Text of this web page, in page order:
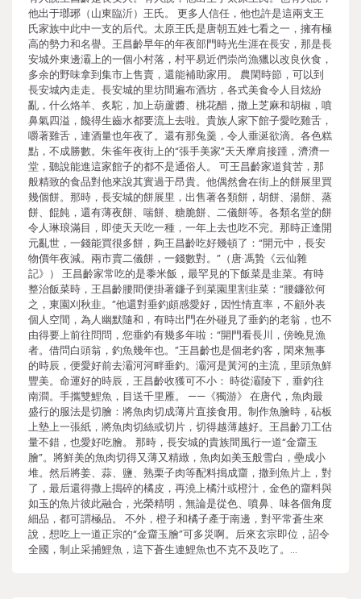
他出于瑯琊（山東臨沂）王氏。 更多人信任，他也許是這兩支王
氏家族中此中一支的后代。太原王氏是唐朝五姓七看之一，擁有極
高的勢力和名譽。王昌齡早年的年夜部門時光生涯在長安，那是長
安城外東邊灞上的一個小村落，村平易近們崇尚漁獵以改良伙食，
多余的野味拿到集市上售賣，還能補助家用。 農閑時節，可以到
長安城內走走。長安城的里坊間遍布酒坊，各式美食令人目炫紛
亂，什么烙羊、炙駝，加上葫蘆醬、桃花醋，撒上芝麻和胡椒，噴
鼻氣四溢，饞得生齒水都要流上去啦。貴族人家下館子愛吃雞舌，
嚼著雞舌，連酒量也年夜了。還有那兔羹，令人垂涎欲滴。各色糕
點，不成勝數。朱雀年夜街上的“張手美家”天天摩肩接踵，濟濟一
堂，聽說能進這家館子的都不是通俗人。 可王昌齡家道貧苦，那
般精致的食品對他來說其實過于昂貴。他偶然會在街上的餅展里買
幾個餅。那時，長安城的餅展里，出售著各類餅，胡餅、湯餅、蒸
餅、餛飩，還有薄夜餅、喘餅、糖脆餅、二儀餅等。各類名堂的餅
令人琳琅滿目，即使天天吃一種，一年上去也吃不完。那時正逢開
元亂世，一錢能買很多餅，夠王昌齡吃好幾頓了：“開元中，長安
物價年夜減。兩市賣二儀餅，一錢數對。”（唐·馮贄《云仙雜
記》） 王昌齡家常吃的是黍米飯，最罕見的下飯菜是韭菜。有時
整治飯菜時，王昌齡腰間便掛著鐮子到菜園里割韭菜：“腰鐮欲何
之，東園刈秋韭。”他還對垂釣頗感愛好，因性情直率，不顧外表
個人空間，為人幽默隨和，有時出門在外碰見了垂釣的老翁，也不
由得要上前往問問，您垂釣有幾多年啦：“開門看長川，傍晚見漁
者。借問白頭翁，釣魚幾年也。”王昌齡也是個老釣客，閑來無事
的時辰，便愛好前去灞河河畔垂釣。灞河是黃河的主流，里頭魚鮮
豐美。命運好的時辰，王昌齡收獲可不小： 時從灞陵下，垂釣往
南澗。手攜雙鯉魚，目送千里雁。 ——《獨游》 在唐代，魚肉最
盛行的服法是切膾：將魚肉切成薄片直接食用。制作魚膾時，砧板
上墊上一張紙，將魚肉切絲或切片，切得越薄越好。王昌齡刀工估
量不錯，也愛好吃膾。 那時，長安城的貴族間風行一道“金齏玉
膾”。將鮮美的魚肉切得又薄又精緻，魚肉如美玉般雪白，壘成小
堆。然后將姜、蒜、鹽、熟栗子肉等配料搗成齏，撒到魚片上，對
了，最后還得撒上搗碎的橘皮，再澆上橘汁或橙汁，金色的齏料與
如玉的魚片彼此融合，光榮精明，無論是從色、噴鼻、味各個角度
細品，都可謂極品。 不外，橙子和橘子產于南邊，對平常蒼生來
說，想吃上一道正宗的“金齏玉膾”可多災啊。后來玄宗即位，詔令
全國，制止采捕鯉魚，這下蒼生連鯉魚也不克不及吃了。…